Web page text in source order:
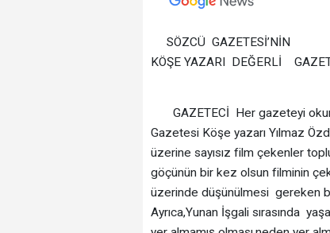
SÖZCÜ GAZETESİ’NİN
KÖŞE YAZARI DEĞERLİ
GAZETECİ Her gazeteyi
Gazetesi Köşe yazarı Yılmaz
üzerine sayısız film çekenler
göçünün bir kez olsun filminin
üzerinde düşünülmesi gereken
Ayrıca,Yunan İşgali sırasında